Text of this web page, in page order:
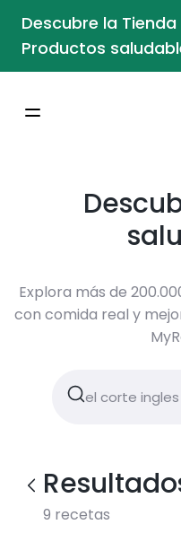
Descubre la
Productos
Explora más de
con comida real y
9 recetas